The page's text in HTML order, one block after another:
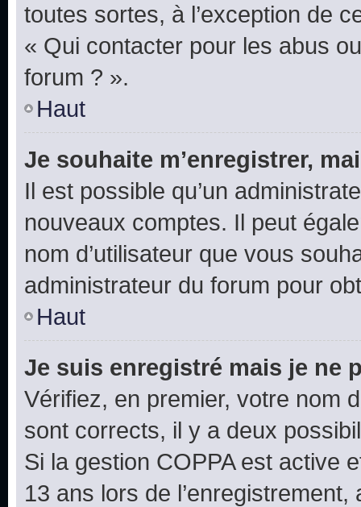
toutes sortes, à l’exception de
« Qui contacter pour les abus
forum ? ».
Haut
Je souhaite m’enregistrer,
Il est possible qu’un
nouveaux comptes. Il peut
nom d’utilisateur que vous
administrateur du forum pour
Haut
Je suis enregistré mais je ne
Vérifiez, en premier, votre nom
sont corrects, il y a deux
Si la gestion COPPA est active
13 ans lors de